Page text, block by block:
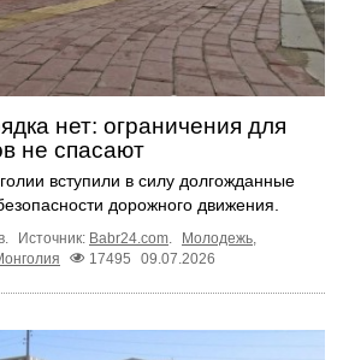
нет: ограничения для
не спасают
вступили в силу долгожданные
дорожного движения.
Источник: Babr24.com. Молодежь,
17495 09.07.2026